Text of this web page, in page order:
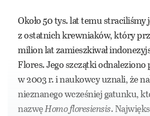
Około 50 tys. lat temu straciliśmy
z ostatnich krewniaków, który
milion lat zamieszkiwał
Flores. Jego szczątki
w 2003 r. i naukowcy uznali, że
nieznanego wcześniej gatunku,
nazwęHomo floresiensis.